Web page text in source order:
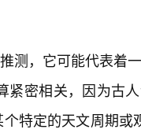
测，它可能代表着
密相关，因为古
特定的天文周期或